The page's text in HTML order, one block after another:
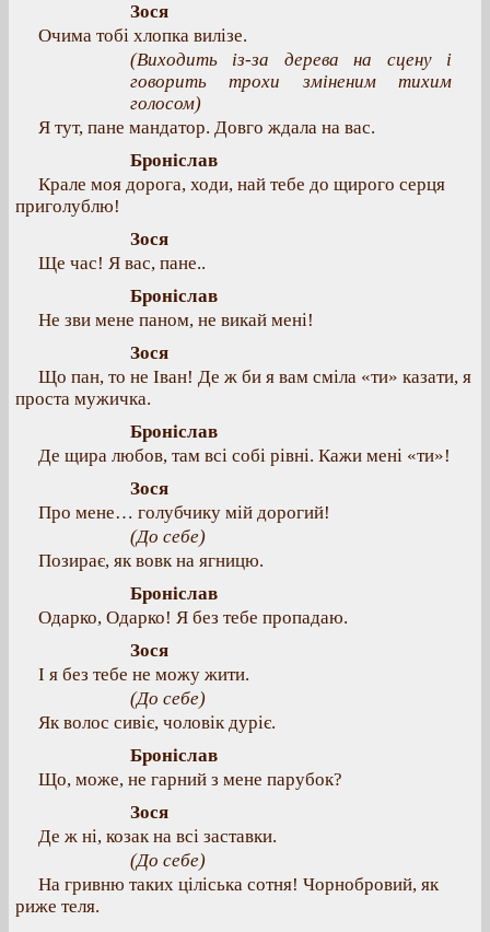
Зося
Очима тобі хлопка вилізе.
(Виходить із-за дерева на сцену і
говорить трохи зміненим тихим
голосом)
Я тут, пане мандатор. Довго ждала на вас.
Броніслав
Крале моя дорога, ходи, най тебе до щирого серця
приголублю!
Зося
Ще час! Я вас, пане..
Броніслав
Не зви мене паном, не викай мені!
Зося
Що пан, то не Іван! Де ж би я вам сміла «ти» казати, я
проста мужичка.
Броніслав
Де щира любов, там всі собі рівні. Кажи мені «ти»!
Зося
Про мене… голубчику мій дорогий!
(До себе)
Позирає, як вовк на ягницю.
Броніслав
Одарко, Одарко! Я без тебе пропадаю.
Зося
І я без тебе не можу жити.
(До себе)
Як волос сивіє, чоловік дуріє.
Броніслав
Що, може, не гарний з мене парубок?
Зося
Де ж ні, козак на всі заставки.
(До себе)
На гривню таких ціліська сотня! Чорнобровий, як
риже теля.